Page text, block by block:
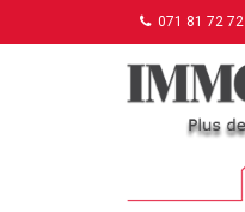
071 81 72 72